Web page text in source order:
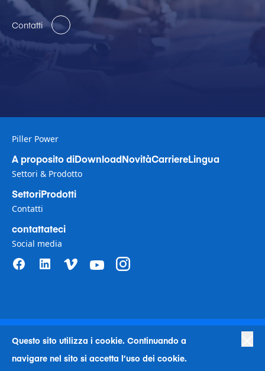
Questo sito utilizza i cookie. Continuando a
navigare nel sito si accetta l’uso dei cookie.
Contatti
Piller Power
A proposito diDownloadNovitàCarriereLingua
Settori & Prodotto
SettoriProdotti
Contatti
contattateci
Social media
Politica sui diritti umani nelle aziende | Preferenze sui cookie
Human Rights Company Statement